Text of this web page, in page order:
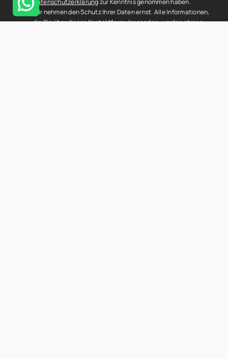
Datenschutzerklärungzur Kenntnis genommen haben.
Wir nehmen den Schutz Ihrer Daten ernst. Alle Informationen,
die Sie über dieses Kontaktformular senden, werden streng